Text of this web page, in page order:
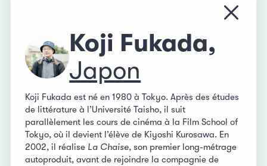
Koji Fukada,
Japon
Koji Fukada est né en 1980 à Tokyo. Après des études
de littérature à l’Université Taisho, il suit
parallèlement les cours de cinéma à la Film School of
Tokyo, où il devient l’élève de Kiyoshi Kurosawa. En
2002, il réalise La Chaise, son premier long-métrage
autoproduit, avant de rejoindre la compagnie de